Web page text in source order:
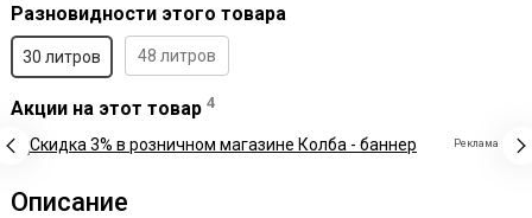
Разновидности этого товара
30 литров 48 литров
Акции на этот товар 4
Реклама
Описание